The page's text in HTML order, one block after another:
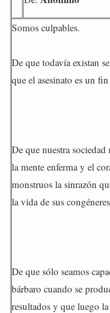
Somos culpables.
De que todavía existan
que el asesinato es un
De que nuestra sociedad
la mente enferma y el
monstruos la sinrazón
la vida de sus
De que sólo seamos
bárbaro cuando se
resultados y que luego